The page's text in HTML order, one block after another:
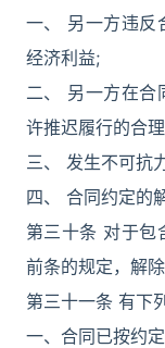
一、 另一方违反
经济利益;
二、 另一方在合
许推迟履行的合
三、 发生不可抗
四、 合同约定的
第三十条 对于包
前条的规定，解
第三十一条 有下
一、合同已按约